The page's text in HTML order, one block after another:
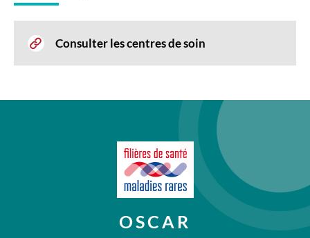
Consulter les centres de soin
OSCAR